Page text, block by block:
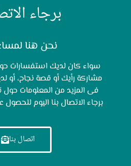
برجاء
نحن هنا
سواء كان لديك استفسارات
مشاركة رأيك أو قصة نجاح، أو
فى المزيد من المعلومات حول
برجاء الاتصال بنا اليوم
اتصال بنا